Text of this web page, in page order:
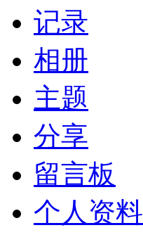
记录
相册
主题
分享
留言板
个人资料